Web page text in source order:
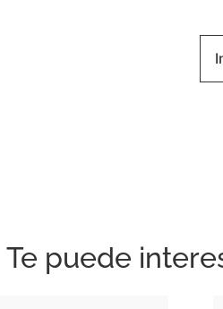
Te puede